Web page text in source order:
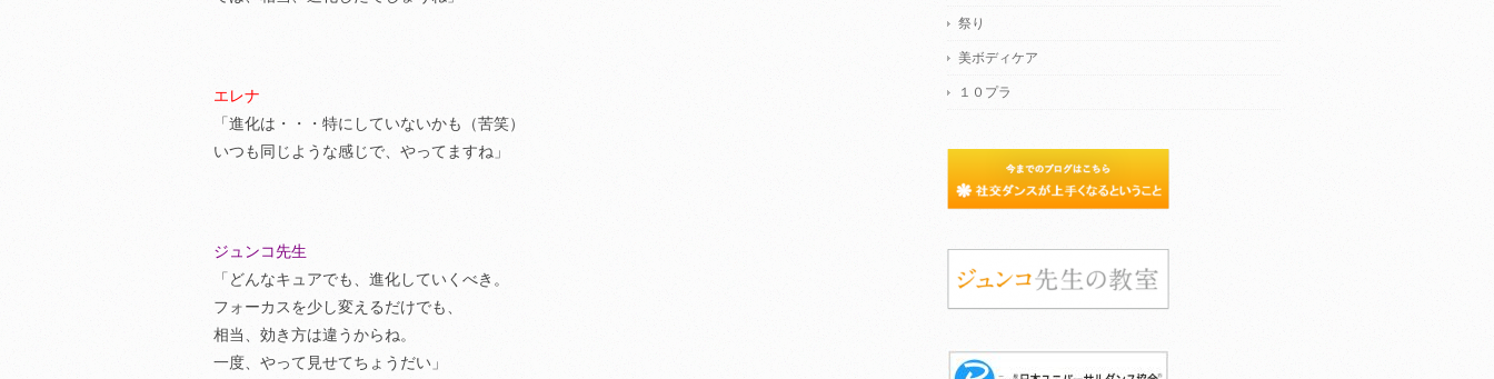
エレナ
「進化は・・・特にしていないかも（苦笑）
いつも同じような感じで、やってますね」
ジュンコ先生
「どんなキュアでも、進化していくべき。
フォーカスを少し変えるだけでも、
相当、効き方は違うからね。
一度、やって見せてちょうだい」
祭り
美ボディケア
１０プラ